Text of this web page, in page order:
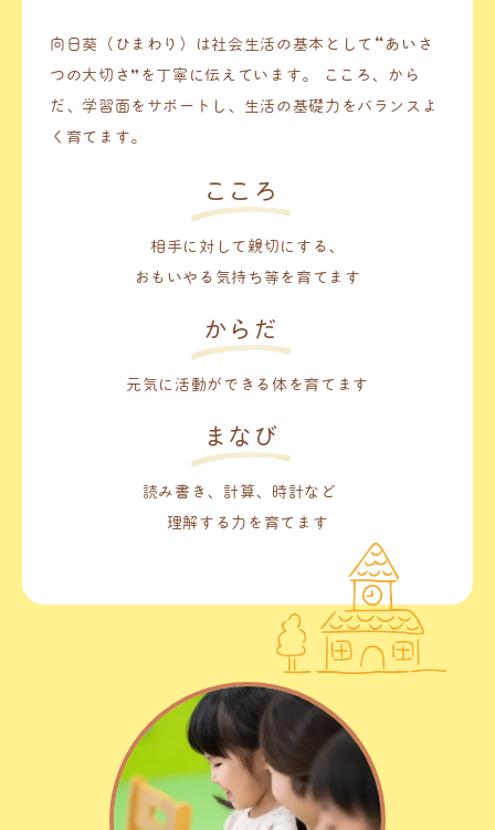
向日葵（ひまわり）は社会生活の基本として“あいさ
つの大切さ”を丁寧に伝えています。
こころ、から
だ、学習面をサポートし、生活の基礎力をバランスよ
く育てます。
こころ
相手に対して親切にする、
おもいやる気持ち等を育てます
からだ
元気に活動ができる体を育てます
まなび
読み書き、計算、時計など
理解する力を育てます